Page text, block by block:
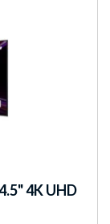
4K UHD